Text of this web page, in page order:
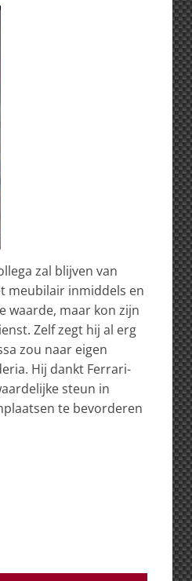
zal blijven van
meubilair inmiddels en
waarde, maar kon zijn
Zelf zegt hij al erg
zou naar eigen
Hij dankt Ferrari-
steun in
te bevorderen